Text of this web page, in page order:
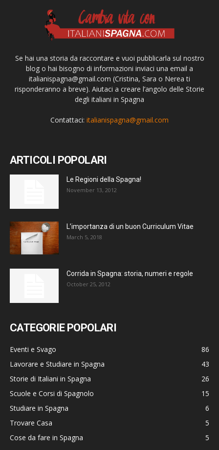
Se hai una storia da raccontare e vuoi pubblicarla sul nostro
blog o hai bisogno di informazioni inviaci una email a
italianispagna@gmail.com (Cristina, Sara o Nerea ti
risponderanno a breve). Aiutaci a creare l’angolo delle Storie
degli italiani in Spagna
Contattaci: italianispagna@gmail.com
ARTICOLI POPOLARI
Le Regioni della Spagna!
November 13, 2012
L’importanza di un buon Curriculum Vitae
March 5, 2018
Corrida in Spagna: storia, numeri e regole
October 25, 2012
CATEGORIE POPOLARI
Eventi e Svago
86
Lavorare e Studiare in Spagna
43
Storie di Italiani in Spagna
26
Scuole e Corsi di Spagnolo
15
Studiare in Spagna
6
Trovare Casa
5
Cose da fare in Spagna
5